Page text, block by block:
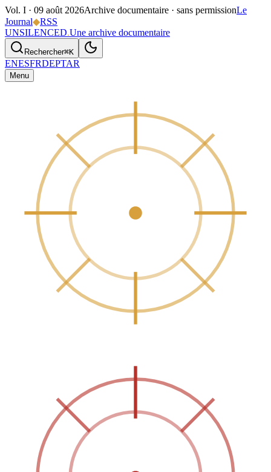
Vol. I · 09 août 2026Archive documentaire · sans permissionLe
Journal◆RSS
UNSILENCED.Une archive documentaire
Rechercher⌘K
ENESFRDEPTAR
Menu